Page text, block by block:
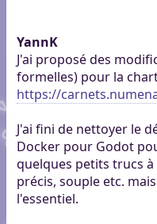
YannK
J'ai proposé des
formelles) pour la
https://
J'ai fini de nettoyer le
Docker pour Godot
quelques petits trucs
précis, souple etc.
l'essentiel.